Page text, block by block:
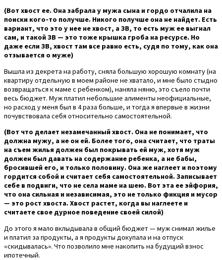
(Вот хвост ее. Она забрала у мужа сына и гордо отчалила на
поиски кого-то получше. Никого получше она не найдет. Есть
вариант, что это у нее не хвост, а ЗВ, то есть муж ее выгнал
сам, и такой ЗВ — это тоже крышка гроба на ресурсе. Но
даже если ЗВ, хвост там все равно есть, судя по тому, как она
отзывается о муже)
Вышла из декрета на работу, сняла большую хорошую комнату (на
квартиру отдельную в моем районе не хватало, и мне было стыдно
возвращаться к маме с ребенком), наняла няню, это съело почти
весь бюджет. Муж платил небольшие алименты неофициальные,
но расход у меня был в 4 раза больше, и тогда я впервые в жизни
почувствовала себя относительно самостоятельной.
(Вот что делает незамечанный хвост. Она не понимает, что
должна мужу, а не он ей. Более того, она считает, что траты
на съем жилья должен был покрывать ей муж, хотя муж
должен был давать на содержание ребенка, а не бабы,
бросившей его, и только половину. Она же наглеет и поэтому
гордится собой и считает себя самостоятельной. Записывает
себе в подвиги, что не села маме на шею. Вот эта ее эйфория,
что она сильная и независимая, это не только фикция и мусор
— это рост хвоста. Хвост растет, когда вы наглеете и
считаете свое дурное поведение своей силой)
До этого я мало вклыдывала в общий бюджет — муж снимал жилье
и платил за продукты, а я продукты докупала и на отпуск
«скидывалась». Что позволило мне накопить на будущий взнос
ипотечный.